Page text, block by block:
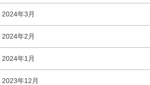
2024年3月
2024年2月
2024年1月
2023年12月